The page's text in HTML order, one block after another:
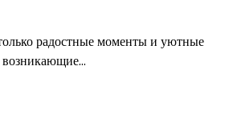
радостные моменты и уютные
возникающие…